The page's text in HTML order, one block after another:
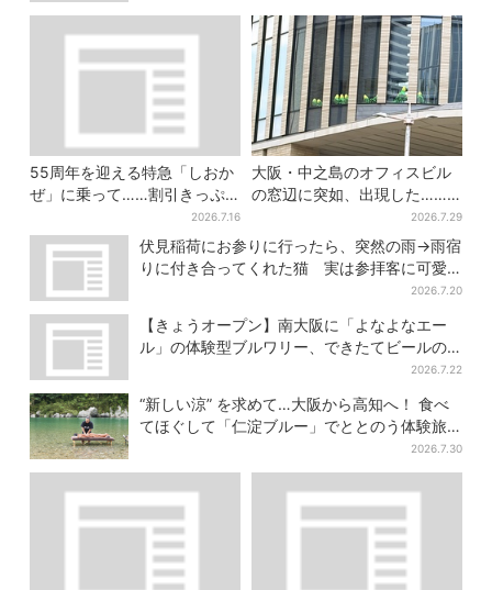
55周年を迎える特急「しおか
ぜ」に乗って……割引きっぷ
で、松山・道後温泉と南予を
満喫【大阪から愛媛へおトク
旅】
2026.7.16
大阪・中之島のオフィスビル
の窓辺に突如、出現した……
巨大インコ「何かいる」「朝
からビビった」、その正体と
は？
2026.7.29
伏見稲荷にお参りに行ったら、突然の雨→雨宿
りに付き合ってくれた猫 実は参拝客に可愛
2026.7.20
【きょうオープン】南大阪に「よなよなエー
ル」の体験型ブルワリー、できたてビールの
2026.7.22
“新しい涼” を求めて…大阪から高知へ！ 食べ
てほぐして「仁淀ブルー」でととのう体験旅
2026.7.30